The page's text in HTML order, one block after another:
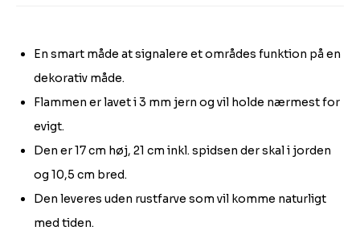
En smart måde at signalere et områdes funktion på en
dekorativ måde.
Flammen er lavet i 3 mm jern og vil holde nærmest for
evigt.
Den er 17 cm høj, 21 cm inkl. spidsen der skal i jorden
og 10,5 cm bred.
Den leveres uden rustfarve som vil komme naturligt
med tiden.